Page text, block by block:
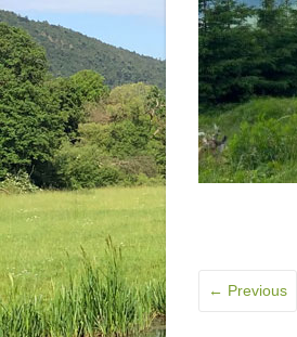
← Previous